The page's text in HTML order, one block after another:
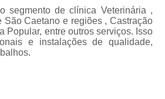
Exame de Raio X para Animais
Exame de Ultrassom para
Exame para Animais Santo André
segmento de clínica Veterinária ,
Caetano e regiões , Castração
Popular, entre outros serviços. Isso
e instalações de qualidade,